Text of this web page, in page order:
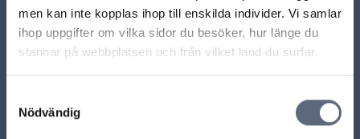
men kan inte kopplas ihop till enskilda individer. Vi samlar
ihop uppgifter om vilka sidor du besöker, hur länge du
stannar på webbplatsen och från vilket land du surfar.
Nödvändig
Kommer kopparnätet att tas bort?
När tar Telia bort kopparnätet hos mig?